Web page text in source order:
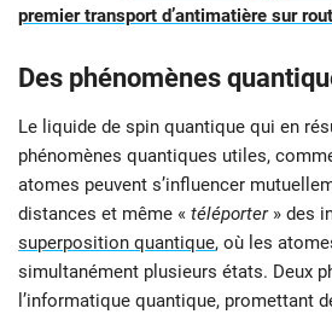
premier transport d’antimatière sur
Des phénomènes
Le liquide de spin quantique qui en
phénomènes quantiques utiles,
atomes peuvent s’influencer
distances et même « téléporter » des
superposition quantique, où les
simultanément plusieurs états. Deux
l’informatique quantique, promettant